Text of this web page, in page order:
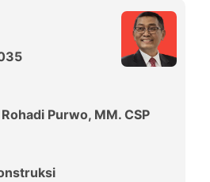
Purwo, MM. CSP